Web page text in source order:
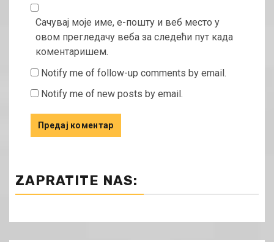
Сачувај моје име, е-пошту и веб место у
овом прегледачу веба за следећи пут када
коментаришем.
Notify me of follow-up comments by email.
Notify me of new posts by email.
ZAPRATITE NAS: